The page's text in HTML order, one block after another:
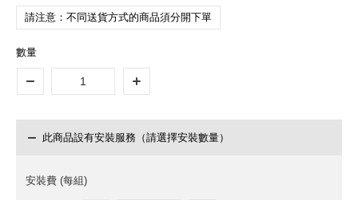
請注意：不同送貨方式的商品須分開下單
數量
此商品設有安裝服務（請選擇安裝數量）
安裝費 (每組)